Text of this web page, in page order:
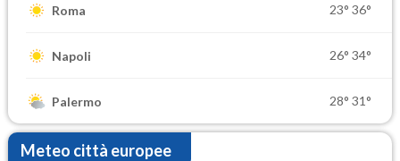
Roma 23° 36°
Napoli 26° 34°
Palermo 28° 31°
Meteo città europee